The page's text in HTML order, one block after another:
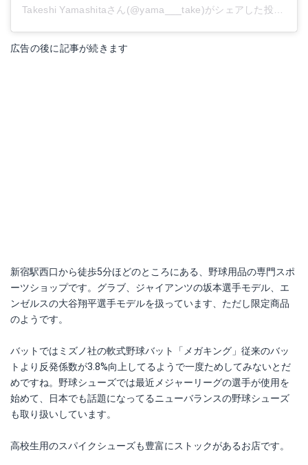
Takeshi Yamashitaさん(@yama___take)がシェアした投稿
広告の後に記事が続きます
新宿駅西口から徒歩5分ほどのところにある、野球用品の専門スポ
ーツショップです。グラブ、ジャイアンツの坂本選手モデル、エ
ンゼルスの大谷翔平選手モデルを扱っています、ただし限定商品
のようです。
バットではミズノ社の軟式野球バット「メガキング」従来のバッ
トより反発係数が3.8%向上してるようで一度ためしてみないとだ
めですね。野球シューズでは最近メジャーリーグの選手が使用を
始めて、日本でも話題になってるニューバランスの野球シューズ
も取り扱いしています。
高校生用のスパイクシューズも豊富にストックがあるお店です。